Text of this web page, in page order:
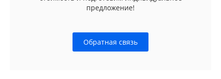
предложение!
Обратная связь